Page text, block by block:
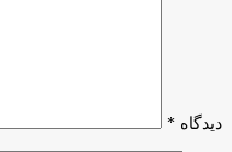
دیدگاه *